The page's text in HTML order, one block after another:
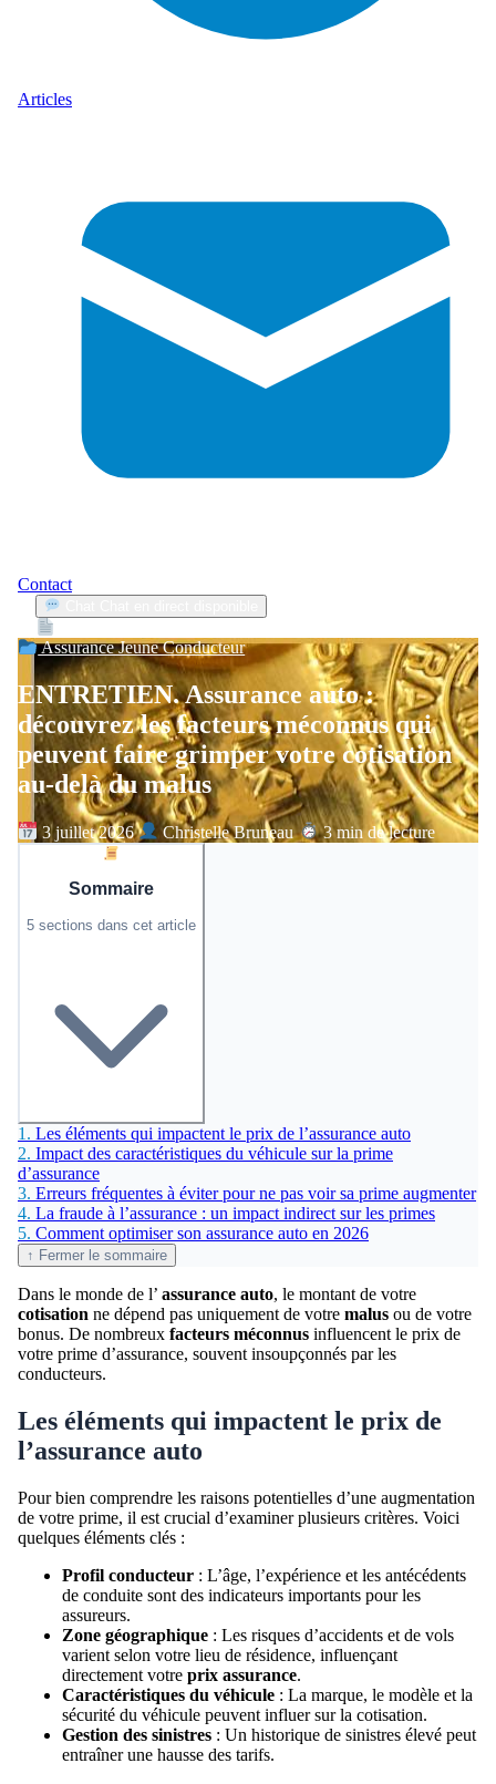
Articles
Contact
Assurance Jeune Conducteur
ENTRETIEN. Assurance auto :
découvrez les facteurs méconnus qui
peuvent faire grimper votre cotisation
au-delà du malus
3 juillet 2026 Christelle Bruneau 3 min de lecture
Sommaire
5 sections dans cet article
1. Les éléments qui impactent le prix de l’assurance auto
2. Impact des caractéristiques du véhicule sur la prime
d’assurance
3. Erreurs fréquentes à éviter pour ne pas voir sa prime augmenter
4. La fraude à l’assurance : un impact indirect sur les primes
5. Comment optimiser son assurance auto en 2026
↑ Fermer le sommaire
Dans le monde de l’ assurance auto, le montant de votre
cotisation ne dépend pas uniquement de votre malus ou de votre
bonus. De nombreux facteurs méconnus influencent le prix de
votre prime d’assurance, souvent insoupçonnés par les
conducteurs.
Les éléments qui impactent le prix de
l’assurance auto
Pour bien comprendre les raisons potentielles d’une augmentation
de votre prime, il est crucial d’examiner plusieurs critères. Voici
quelques éléments clés :
Profil conducteur : L’âge, l’expérience et les antécédents
de conduite sont des indicateurs importants pour les
assureurs.
Zone géographique : Les risques d’accidents et de vols
varient selon votre lieu de résidence, influençant
directement votre prix assurance.
Caractéristiques du véhicule : La marque, le modèle et la
sécurité du véhicule peuvent influer sur la cotisation.
Gestion des sinistres : Un historique de sinistres élevé peut
entraîner une hausse des tarifs.